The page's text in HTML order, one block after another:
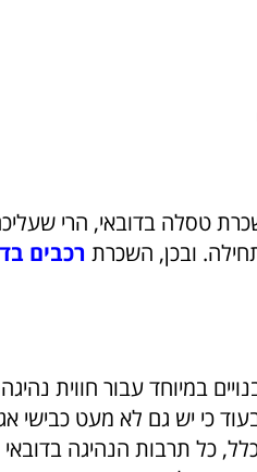
טסלה בדובאי, הרי
ובכן, השכרת רכבים
במיוחד עבור חווית
כי יש גם לא מעט כבישי
כל תרבות הנהיגה בדובאי